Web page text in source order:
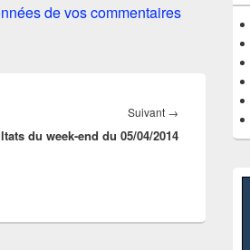
de vos commentaires
Suivant →
suivant :
du week-end du 05/04/2014